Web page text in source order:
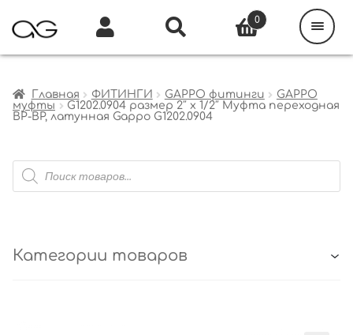
Главная ФИТИНГИ GAPPO фитинги
GAPPO
муфты
G1202.0904 размер 2″ х 1/2″ Муфта переходная
ВР-ВР, латунная Gappo G1202.0904
Поиск
товаров
Категории товаров
0